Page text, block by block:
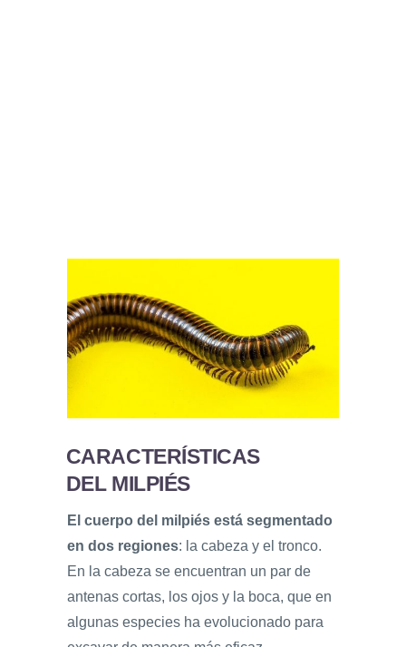
CARACTERÍSTICAS
DEL MILPIÉS
El cuerpo del milpiés está segmentado
en dos regiones: la cabeza y el tronco.
En la cabeza se encuentran un par de
antenas cortas, los ojos y la boca, que en
algunas especies ha evolucionado para